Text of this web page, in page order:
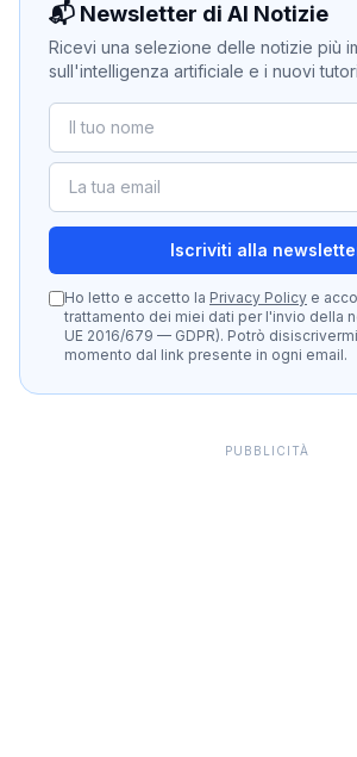
📬 Newsletter di AI Notizie
Ricevi una selezione delle notizie più
sull'intelligenza artificiale e i nuovi
Iscriviti alla
Ho letto e accetto la Privacy Policy e
trattamento dei miei dati per l'invio della
UE 2016/679 — GDPR). Potrò
momento dal link presente in ogni email.
PUBBLICITÀ